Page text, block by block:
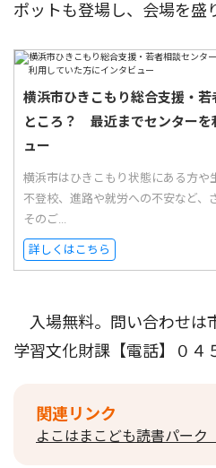
ポットも登場し、会場を盛
横浜市ひきこもり総合支援・
ところ？ 最近までセンターを
ュー
横浜市はひきこもり状態にある方や
不登校、進路や就労への不安など、
そのご...
詳しくはこちら
入場無料。問い合わせは
学習文化財課【電話】０４
関連リンク
よこはまこども読書パーク